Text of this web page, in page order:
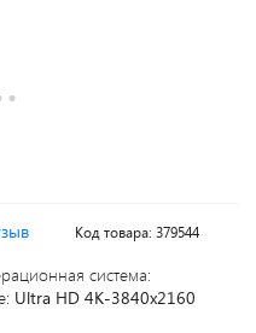
Код товара: 379544
система:
Ultra HD 4K-3840x2160